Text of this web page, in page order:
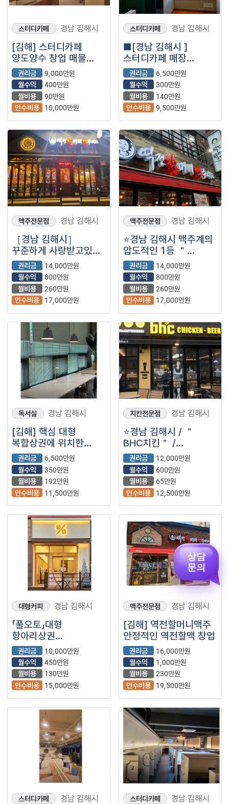
스터디카페 경남 김해시
[김해] 스터디카페
양도양수 창업 매물
(무인/부업/투잡/스카)
권리금
9,000만원
월수익
400만원
월비용
90만원
인수비용
10,000만원
스터디카페 경남 김해시
■[경남 김해시 ]
스터디카페 매장
나왔습니다.■
권리금
6,500만원
월수익
300만원
월비용
140만원
인수비용 9,500만원
맥주전문점 경남 김해시
［경남 김해시］
꾸준하게 사랑받고있는
맥주업계 1등!!
「역전할머니맥주」
입니다!
권리금
14,000만원
월수익
800만원
월비용
260만원
인수비용
17,000만원
맥주전문점 경남 김해시
⭐경남 김해시 맥주계의
압도적인 1등 ＂
역전할머니맥주＂
입니다⭐
권리금
14,000만원
월수익
800만원
월비용
260만원
인수비용
17,000만원
독서실 경남 김해시
[김해] 핵심 대형
복합상권에 위치한
독서실 양도양수 창업
권리금
6,500만원
월수익
350만원
월비용
192만원
인수비용
11,500만원
치킨전문점 경남 김해시
⭐경남 김해시 / ＂
BHC치킨＂ /
월고정비용저렴해
안정적으로 운영가능⭐
권리금
12,000만원
월수익
600만원
월비용
65만원
인수비용
12,500만원
대형커피 경남 김해시
「풀오토」대형
항아리상권
【텐퍼센트커피】
권리금
10,000만원
월수익
450만원
월비용
130만원
인수비용
15,000만원
맥주전문점 경남 김해시
[김해] 역전할머니맥주
안정적인 역전할맥 창업
권리금
16,000만원
월수익
1,000만원
월비용
230만원
인수비용
19,500만원
스터디카페 경남 김해시 스터디카페 경남 김해시
상담
문의